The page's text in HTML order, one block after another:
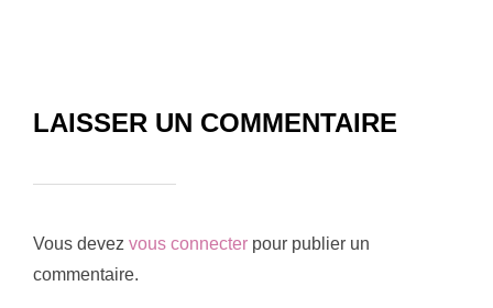
LAISSER UN COMMENTAIRE
Vous devez vous connecter pour publier un
commentaire.